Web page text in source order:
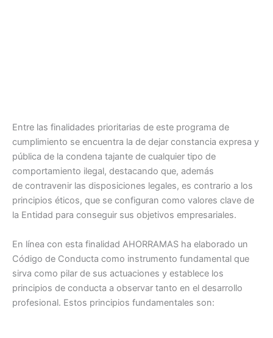
Entre las finalidades prioritarias de este programa de
cumplimiento se encuentra la de dejar constancia expresa y
pública de la condena tajante de cualquier tipo de
comportamiento ilegal, destacando que, además
de contravenir las disposiciones legales, es contrario a los
principios éticos, que se configuran como valores clave de
la Entidad para conseguir sus objetivos empresariales.
En línea con esta finalidad AHORRAMAS ha elaborado un
Código de Conducta como instrumento fundamental que
sirva como pilar de sus actuaciones y establece los
principios de conducta a observar tanto en el desarrollo
profesional. Estos principios fundamentales son: